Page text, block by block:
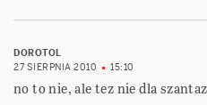
DOROTOL
27 SIERPNIA 2010
15:10
no to nie, ale tez nie dla